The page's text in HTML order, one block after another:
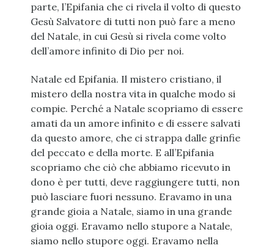
parte, l’Epifania che ci rivela il volto di questo
Gesù Salvatore di tutti non può fare a meno
del Natale, in cui Gesù si rivela come volto
dell’amore infinito di Dio per noi.
Natale ed Epifania. Il mistero cristiano, il
mistero della nostra vita in qualche modo si
compie. Perché a Natale scopriamo di essere
amati da un amore infinito e di essere salvati
da questo amore, che ci strappa dalle grinfie
del peccato e della morte. E all’Epifania
scopriamo che ciò che abbiamo ricevuto in
dono è per tutti, deve raggiungere tutti, non
può lasciare fuori nessuno. Eravamo in una
grande gioia a Natale, siamo in una grande
gioia oggi. Eravamo nello stupore a Natale,
siamo nello stupore oggi. Eravamo nella